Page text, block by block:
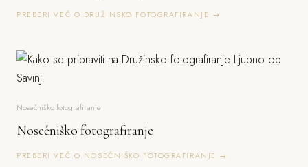
PREBERI VEČ O DRUŽINSKO FOTOGRAFIRANJE →
Nosečniško fotografiranje
Nosečniško fotografiranje
PREBERI VEČ O NOSEČNIŠKO FOTOGRAFIRANJE →